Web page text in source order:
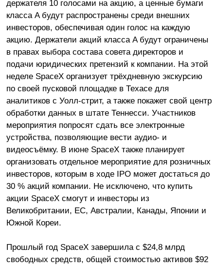
держателя 10 голосами на акцию, а ценные бумаги
класса A будут распространены среди внешних
инвесторов, обеспечивая один голос на каждую
акцию. Держатели акций класса A будут ограничены
в правах выбора состава совета директоров и
подачи юридических претензий к компании. На этой
неделе SpaceX организует трёхдневную экскурсию
по своей пусковой площадке в Техасе для
аналитиков с Уолл-стрит, а также покажет свой центр
обработки данных в штате Теннесси. Участников
мероприятия попросят сдать все электронные
устройства, позволяющие вести аудио- и
видеосъёмку. В июне SpaceX также планирует
организовать отдельное мероприятие для розничных
инвесторов, которым в ходе IPO может достаться до
30 % акций компании. Не исключено, что купить
акции SpaceX смогут и инвесторы из
Великобритании, ЕС, Австралии, Канады, Японии и
Южной Кореи.
Прошлый год SpaceX завершила с $24,8 млрд
свободных средств, общей стоимостью активов $92